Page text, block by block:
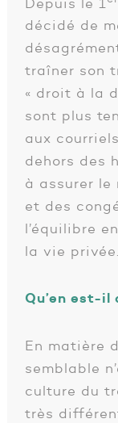
décidé de
traîner son
« droit à la
sont plus
aux
dehors des
à assurer le
et des
l’équilibre
la vie privée.
Qu’en est-il
En matière
semblable
culture du
très